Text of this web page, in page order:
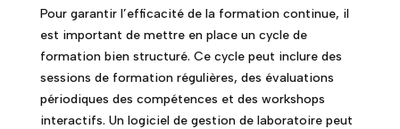
Pour garantir l’efficacité de la formation continue, il
est important de mettre en place un cycle de
formation bien structuré. Ce cycle peut inclure des
sessions de formation régulières, des évaluations
périodiques des compétences et des workshops
interactifs. Un logiciel de gestion de laboratoire peut